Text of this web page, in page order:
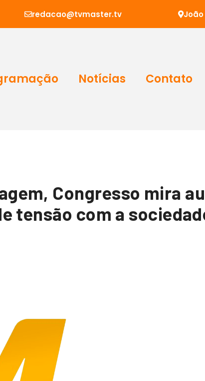
redacao@tvmaster.tv João
Notícias Contato
Congresso mira
tensão com a